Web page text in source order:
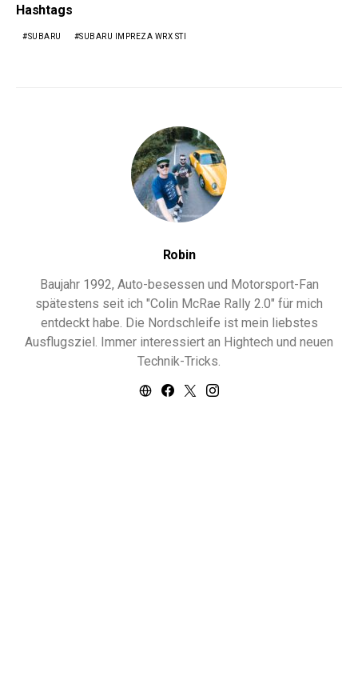
Hashtags
SUBARU SUBARU IMPREZA WRX STI
Robin
Baujahr 1992, Auto-besessen und Motorsport-Fan
spätestens seit ich "Colin McRae Rally 2.0" für mich
entdeckt habe. Die Nordschleife ist mein liebstes
Ausflugsziel. Immer interessiert an Hightech und neuen
Technik-Tricks.